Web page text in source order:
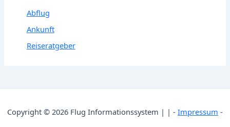
Abflug
Ankunft
Reiseratgeber
Copyright © 2026 Flug Informationssystem | | - Impressum -